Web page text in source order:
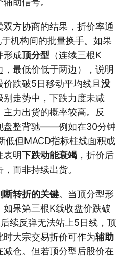
方协商的结果，折价率通
机构间的批量换手。如果
形成顶分型 （连续三根K
最低价低于两边），说明
跌破5日移动平均线且没
别走势中，下跌力度未减
力出货的概率较高。反
盘整背驰——例如在30分钟
低但MACD指标柱线面积或
明下跌动能衰竭 ，折价后
而非持续出货。
断转折的关键。当顶分型形
果第三根K线收盘价跌破
续反弹无法站上5日线，顶
大宗交易折价可作为辅助
减仓。但若顶分型后股价在